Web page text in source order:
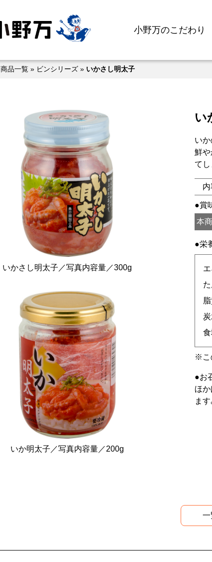
小野万のこだわり
商品一覧 » ビンシリーズ » いかさし明太子
い
い
鮮や
てし
賞
本
栄
※こ
お
ほ
ます
いかさし明太子／写真内容量／300g
いか明太子／写真内容量／200g
一